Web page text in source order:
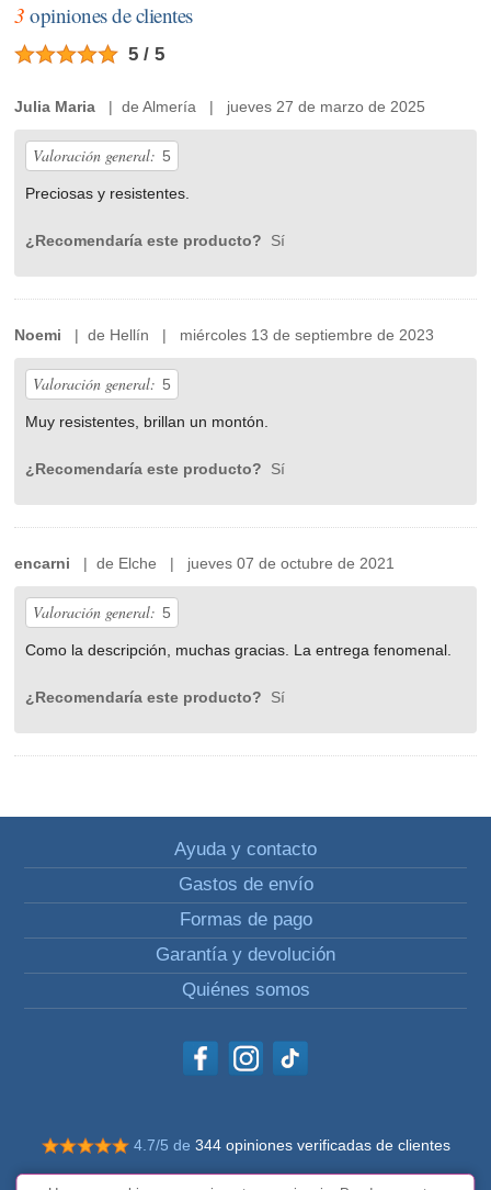
3 opiniones de clientes
5 / 5
Julia Maria | de Almería | jueves 27 de marzo de 2025
Valoración general: 5
Preciosas y resistentes.
¿Recomendaría este producto? Sí
Noemi | de Hellín | miércoles 13 de septiembre de 2023
Valoración general: 5
Muy resistentes, brillan un montón.
¿Recomendaría este producto? Sí
encarni | de Elche | jueves 07 de octubre de 2021
Valoración general: 5
Como la descripción, muchas gracias. La entrega fenomenal.
¿Recomendaría este producto? Sí
Ayuda y contacto
Gastos de envío
Formas de pago
Garantía y devolución
Quiénes somos
4.7/5 de 344 opiniones verificadas de clientes